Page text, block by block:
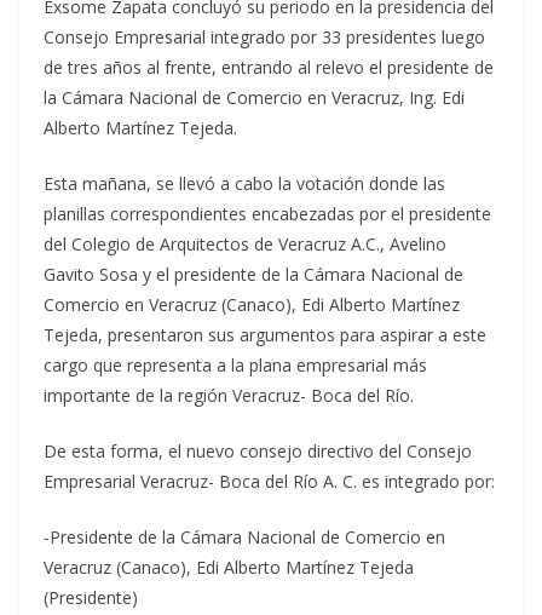
Exsome Zapata concluyó su periodo en la presidencia del
Consejo Empresarial integrado por 33 presidentes luego
de tres años al frente, entrando al relevo el presidente de
la Cámara Nacional de Comercio en Veracruz, Ing. Edi
Alberto Martínez Tejeda.
Esta mañana, se llevó a cabo la votación donde las
planillas correspondientes encabezadas por el presidente
del Colegio de Arquitectos de Veracruz A.C., Avelino
Gavito Sosa y el presidente de la Cámara Nacional de
Comercio en Veracruz (Canaco), Edi Alberto Martínez
Tejeda, presentaron sus argumentos para aspirar a este
cargo que representa a la plana empresarial más
importante de la región Veracruz- Boca del Río.
De esta forma, el nuevo consejo directivo del Consejo
Empresarial Veracruz- Boca del Río A. C. es integrado por:
-Presidente de la Cámara Nacional de Comercio en
Veracruz (Canaco), Edi Alberto Martínez Tejeda
(Presidente)